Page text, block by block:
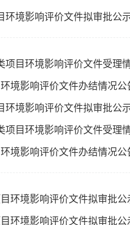
环境影响评价文件拟审批公
项目环境影响评价文件受理
境影响评价文件办结情况公
环境影响评价文件拟审批公
项目环境影响评价文件受理
境影响评价文件办结情况公
目环境影响评价文件拟审批公
目环境影响评价文件拟审批公